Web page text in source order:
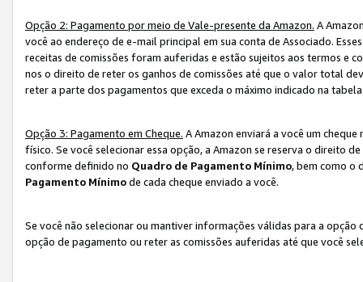
Opção 2: Pagamento por meio de Vale-presente da Amazon. A
você ao endereço de e-mail principal em sua conta de Associado.
receitas de comissões foram auferidas e estão sujeitos aos termos e
nos o direito de reter os ganhos de comissões até que o valor total
reter a parte dos pagamentos que exceda o máximo indicado na
Opção 3: Pagamento em Cheque. A Amazon enviará a você um
físico. Se você selecionar essa opção, a Amazon se reserva o direito
conforme definido no Quadro de Pagamento Mínimo, bem como o
Pagamento Mínimode cada cheque enviado a você.
Se você não selecionar ou mantiver informações válidas para a
opção de pagamento ou reter as comissões auferidas até que você